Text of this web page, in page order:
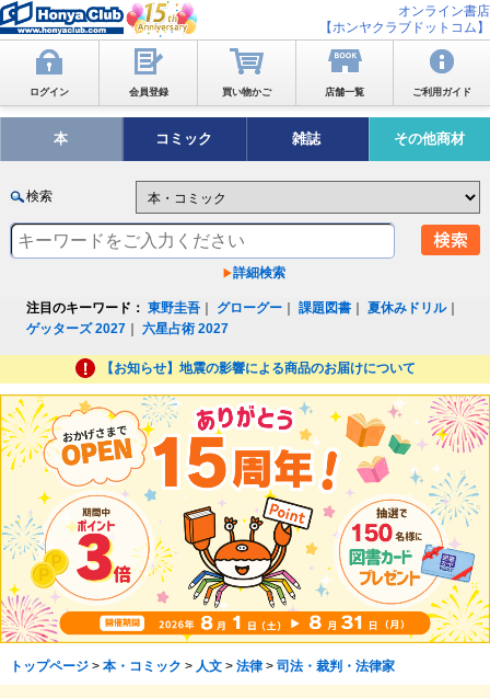
オンライン書店
【ホンヤクラブドットコム】
ログイン 会員登録 買い物かご 店舗一覧 ご利用ガイド
本 コミック 雑誌 その他商材
検索
詳細検索
注目のキーワード： 東野圭吾 グローグー ｜課題図書 ｜夏休みドリル｜
ゲッターズ 2027 ｜六星占術 2027
【お知らせ】地震の影響による商品のお届けについて
トップページ> 本・コミック > 人文> 法律> 司法・裁判・法律家